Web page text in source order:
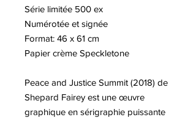
Série limitée 500 ex
Numérotée et signée
Format: 46 x 61 cm
Papier crème Speckletone
Peace and Justice Summit (2018) de
Shepard Fairey est une œuvre
graphique en sérigraphie puissante